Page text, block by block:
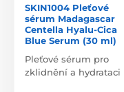
SKIN1004 Pleťové
sérum Madagascar
Centella Hyalu-Cica
Blue Serum (30 ml)
Pleťové sérum pro
zklidnění a hydrataci